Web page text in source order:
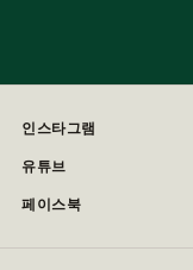
인스타그램
유튜브
페이스북